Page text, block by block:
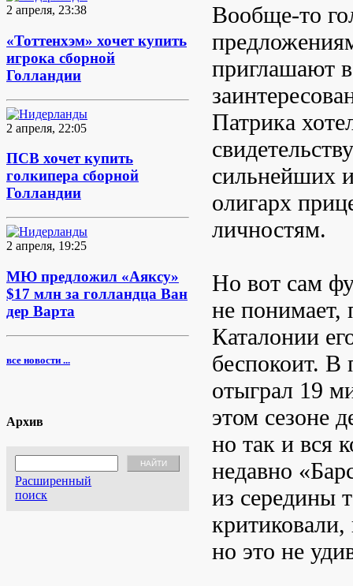
2 апреля, 23:38
«Тоттенхэм» хочет купить
игрока сборной
Голландии
2 апреля, 22:05
ПСВ хочет купить
голкипера сборной
Голландии
2 апреля, 19:25
МЮ предложил «Аяксу»
$17 млн за голландца Ван
дер Варта
все новости ...
Архив
Расширенный
поиск
Вообще-то
приглашают
Патрика
сильнейших
олигарх
личностям.
Но вот сам
не понимает,
Каталонии
беспокоит. В
отыграл 19
этом сезоне
но так и вся
недавно
из середины
но это не